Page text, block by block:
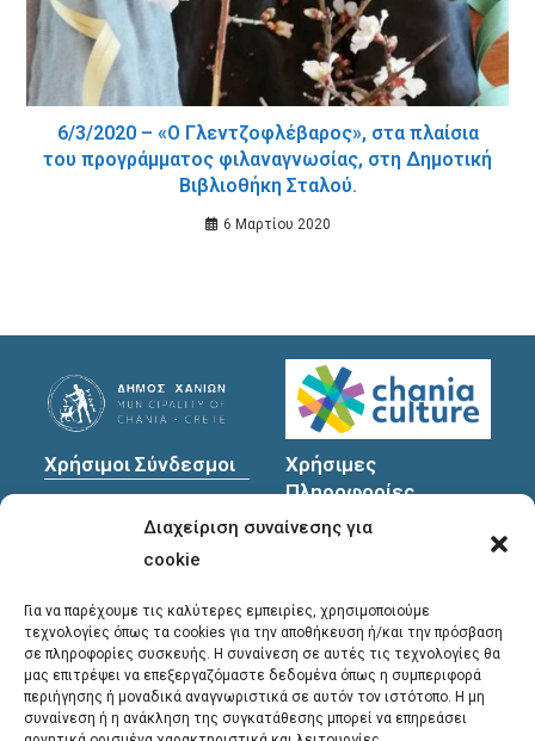
Διαχείριση συναίνεσης για
cookie
Για να παρέχουμε τις καλύτερες εμπειρίες, χρησιμοποιούμε
τεχνολογίες όπως τα cookies για την αποθήκευση ή/και την πρόσβαση
σε πληροφορίες συσκευής. Η συναίνεση σε αυτές τις τεχνολογίες θα
μας επιτρέψει να επεξεργαζόμαστε δεδομένα όπως η συμπεριφορά
περιήγησης ή μοναδικά αναγνωριστικά σε αυτόν τον ιστότοπο. Η μη
συναίνεση ή η ανάκληση της συγκατάθεσης μπορεί να επηρεάσει
6/3/2020 – «Ο Γλεντζοφλέβαρος», στα πλαίσια
του προγράμματος φιλαναγνωσίας, στη Δημοτική
Βιβλιοθήκη Σταλού.
6 Μαρτίου 2020
Χρήσιμοι Σύνδεσμοι
Προσωπικών
Χρήσιμες
Πληροφορίες
Διεύθυνση
Χανιά, 731 35
Τηλέφωνα
επικοινωνίας:
28213 41661 28213